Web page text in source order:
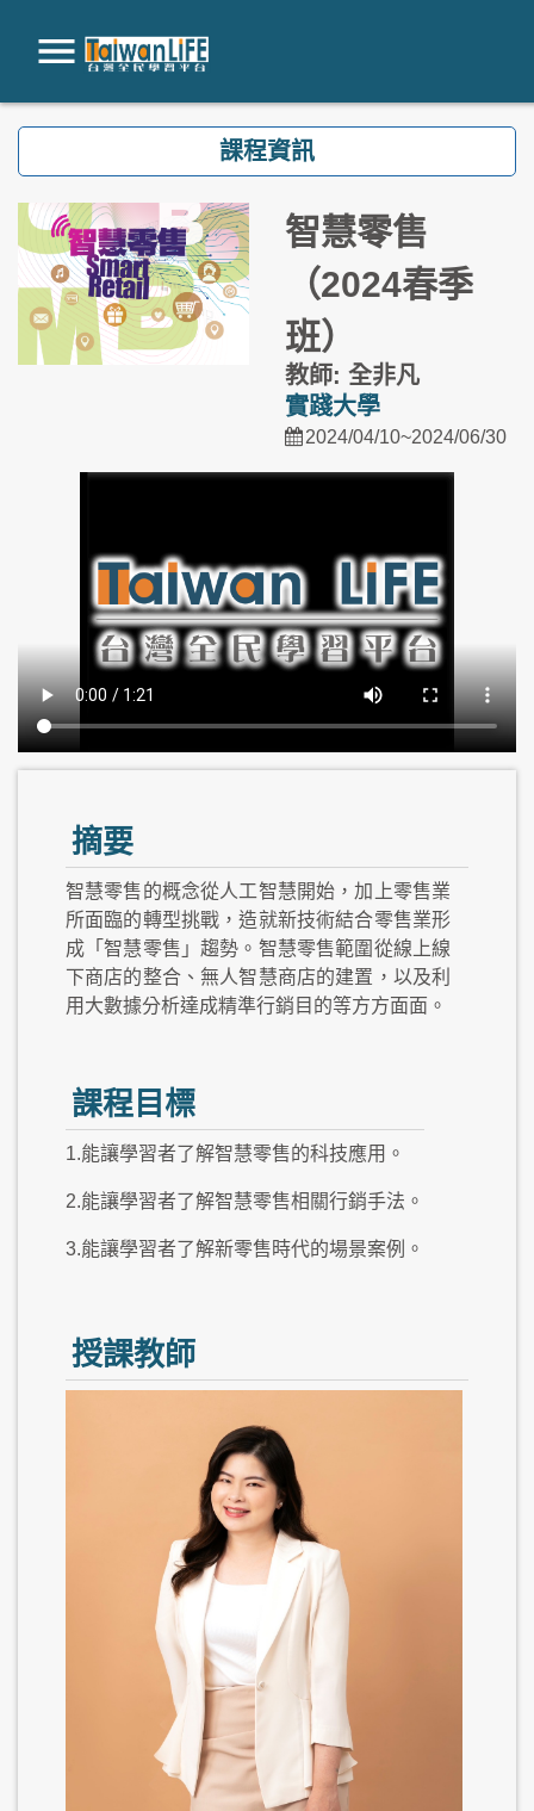
跳到主要內容
課程資訊
智慧零售
（2024春季
班）
教師: 全非凡
實踐大學
2024/04/10~2024/06/30
摘要
智慧零售的概念從人工智慧開始，加上零售業
所面臨的轉型挑戰，造就新技術結合零售業形
成「智慧零售」趨勢。智慧零售範圍從線上線
下商店的整合、無人智慧商店的建置，以及利
用大數據分析達成精準行銷目的等方方面面。
課程目標
1.能讓學習者了解智慧零售的科技應用。
2.能讓學習者了解智慧零售相關行銷手法。
3.能讓學習者了解新零售時代的場景案例。
授課教師